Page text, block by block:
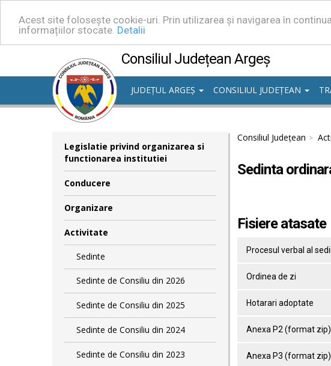
Acest site folosește cookie-uri. Prin utilizarea și navigarea în
informațiilor stocate. Detalii
Consiliul Județean Argeș
JUDEȚUL ARGEȘ
CONSILIUL JUDEȚEAN
Legislatie privind organizarea si
functionarea institutiei
Conducere
Organizare
Activitate
Sedinte
Sedinte de Consiliu din 2026
Sedinte de Consiliu din 2025
Sedinte de Consiliu din 2024
Sedinte de Consiliu din 2023
Consiliul Județean
Sedinta
Fisiere atasate
Procesul verbal al
Ordinea de zi
Hotarari adoptate
Anexa P2 (format zip)
Anexa P3 (format zip)